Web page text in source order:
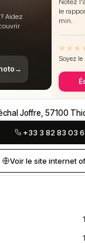
Aidez
→
Notez
le
min.
★ ★ ★
Soyez
Joffre, 57100
+33 3 82 83 03
Voir le site internet